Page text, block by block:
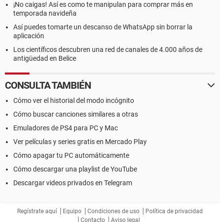
¡No caigas! Así es como te manipulan para comprar más en
temporada navideña
Así puedes tomarte un descanso de WhatsApp sin borrar la
aplicación
Los científicos descubren una red de canales de 4.000 años de
antigüedad en Belice
CONSULTA TAMBIÉN
Cómo ver el historial del modo incógnito
Cómo buscar canciones similares a otras
Emuladores de PS4 para PC y Mac
Ver películas y series gratis en Mercado Play
Cómo apagar tu PC automáticamente
Cómo descargar una playlist de YouTube
Descargar videos privados en Telegram
Regístrate aquí Equipo Condiciones de uso
Política de privacidad
Contacto
Aviso legal